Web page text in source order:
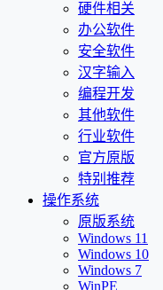
硬件相关
办公软件
安全软件
汉字输入
编程开发
其他软件
行业软件
官方原版
特别推荐
操作系统
原版系统
Windows 11
Windows 10
Windows 7
WinPE